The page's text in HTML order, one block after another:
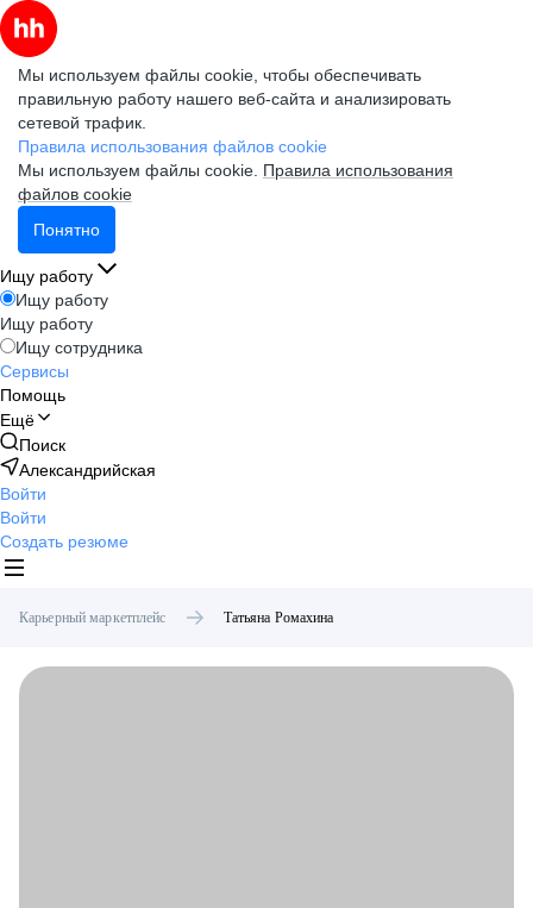
Мы используем файлы cookie, чтобы обеспечивать
правильную работу нашего веб-сайта и анализировать
сетевой трафик.
Правила использования файлов cookie
Мы используем файлы cookie. Правила использования
файлов cookie
Понятно
Ищу работу
Ищу работу
Ищу работу
Ищу сотрудника
Сервисы
Помощь
Ещё
Поиск
Александрийская
Войти
Войти
Создать резюме
Карьерный маркетплейс Татьяна Ромахина